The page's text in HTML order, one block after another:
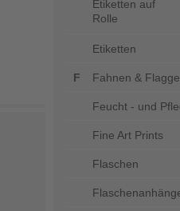
Etiketten auf
Rolle
Etiketten
Fahnen &
Feucht - und
Fine Art Prints
Flaschen